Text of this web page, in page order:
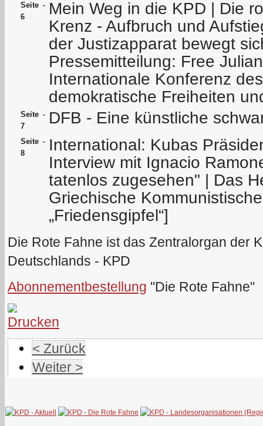
Seite
6
- Mein Weg in die KPD | Die
Krenz - Aufbruch und
der Justizapparat bewegt
Pressemitteilung: Free
Internationale Konferenz
demokratische Freiheiten
Seite
7
- DFB - Eine künstliche
Seite
8
- International: Kubas
Interview mit Ignacio
tatenlos zugesehen" | Das
Griechische
„Friedensgipfel“]
Die Rote Fahne ist das Zentralorgan der
Deutschlands - KPD
Abonnementbestellung "Die Rote Fahne"
< Zurück
Weiter >